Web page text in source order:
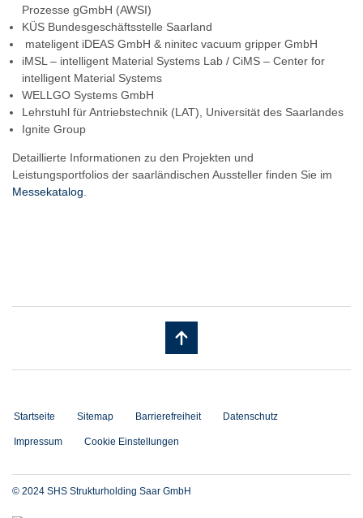
Prozesse gGmbH (AWSI)
KÜS Bundesgeschäftsstelle Saarland
mateligent iDEAS GmbH & ninitec vacuum gripper GmbH
iMSL – intelligent Material Systems Lab / CiMS – Center for
intelligent Material Systems
WELLGO Systems GmbH
Lehrstuhl für Antriebstechnik (LAT), Universität des Saarlandes
Ignite Group
Detaillierte Informationen zu den Projekten und
Leistungsportfolios der saarländischen Aussteller finden Sie im
Messekatalog
Startseite Sitemap Barrierefreiheit Datenschutz
Impressum Cookie Einstellungen
© 2024 SHS Strukturholding Saar GmbH